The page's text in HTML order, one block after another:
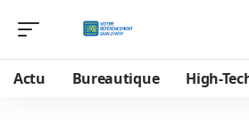
Actu Bureautique High-